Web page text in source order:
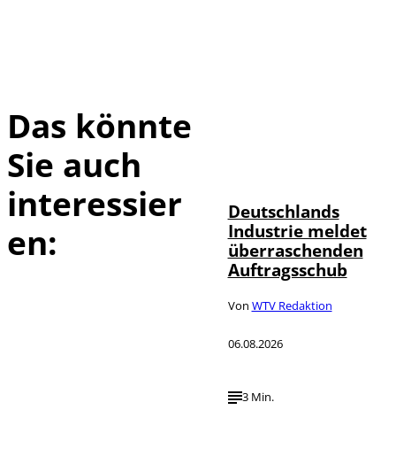
Das könnte
Sie auch
interessier
en:
Deutschlands
Industrie meldet
überraschenden
Auftragsschub
Von WTV Redaktion
06.08.2026
3 Min.